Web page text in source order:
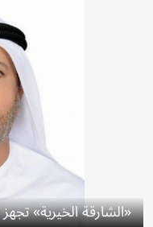
«الشارقة الخيرية» تجهز 2600 حقيبة ضمن «برداً وسلاماً»